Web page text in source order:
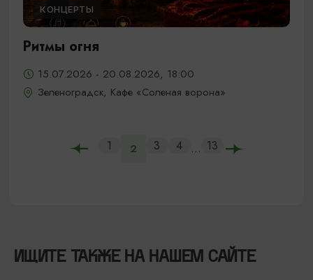
КОНЦЕРТЫ
Ритмы огня
15.07.2026 - 20.08.2026, 18:00
Зеленоградск, Кафе «Соленая ворона»
1 2 3 4 ... 13
ИЩИТЕ ТАКЖЕ НА НАШЕМ САЙТЕ